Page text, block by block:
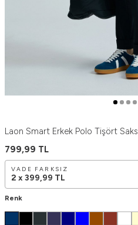
Laon Smart Erkek Polo Tişört Saks
799,99 TL
VADE FARKSIZ
2 x 399,99 TL
Renk